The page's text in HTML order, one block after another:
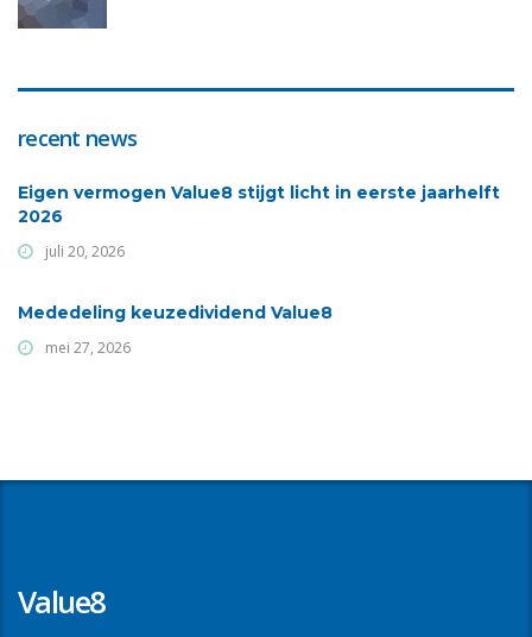
recent news
Eigen vermogen Value8 stijgt licht in eerste jaarhelft
2026
juli 20, 2026
Mededeling keuzedividend Value8
mei 27, 2026
Value8